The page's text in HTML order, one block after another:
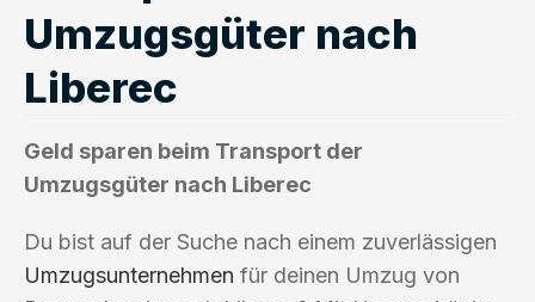
Umzugsgüter nach
Liberec
Geld sparen beim Transport der
Umzugsgüter nach Liberec
Du bist auf der Suche nach einem zuverlässigen
Umzugsunternehmen für deinen Umzug von